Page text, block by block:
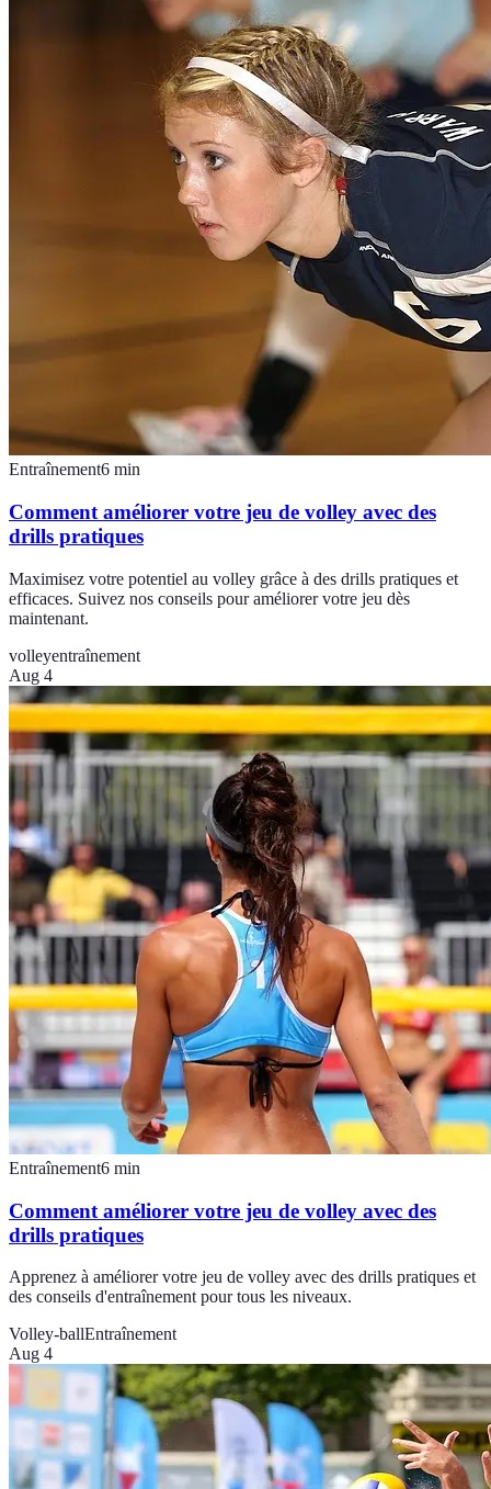
Entraînement6 min
Comment améliorer votre jeu de volley avec des
drills pratiques
Maximisez votre potentiel au volley grâce à des drills pratiques et
efficaces. Suivez nos conseils pour améliorer votre jeu dès
maintenant.
volleyentraînement
Aug 4
Entraînement6 min
Comment améliorer votre jeu de volley avec des
drills pratiques
Apprenez à améliorer votre jeu de volley avec des drills pratiques et
des conseils d'entraînement pour tous les niveaux.
Volley-ballEntraînement
Aug 4